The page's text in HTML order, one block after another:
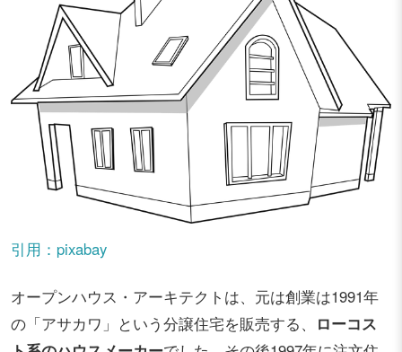
引用：pixabay
オープンハウス・アーキテクトは、元は創業は1991年
の「アサカワ」という分譲住宅を販売する、
ローコス